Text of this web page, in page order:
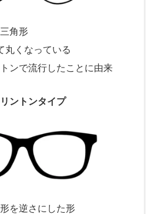
角形
丸くなっている
ンで流行したことに由来
ントンタイプ
を逆さにした形